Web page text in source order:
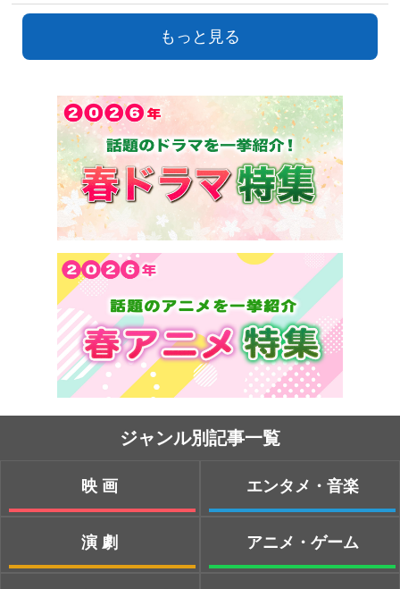
もっと見る
ジャンル別記事一覧
映画
演劇
エンタメ・音楽
アニメ・ゲーム